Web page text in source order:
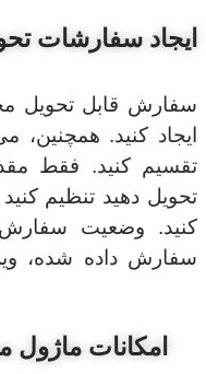
ایجاد سفارشات
سفارش قابل تحویل
ایجاد کنید. همچنین،
تقسیم کنید. فقط
تحویل دهید تنظیم کنید
کنید. وضعیت سفارش
سفارش داده شده،
امکانات ماژول